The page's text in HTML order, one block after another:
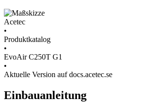
Acetec
•
Produktkatalog
•
EvoAir C250T G1
•
Aktuelle Version auf docs.acetec.se
Einbauanleitung